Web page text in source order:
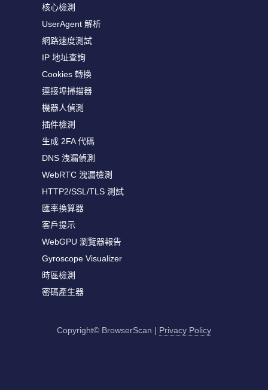
核心檢測
UserAgent 解析
網路速度測試
IP 地址查詢
Cookies 轉換
連接埠掃描器
機器人偵測
插件檢測
生成 2FA 代碼
DNS 洩漏偵測
WebRTC 洩漏檢測
HTTP2/SSL/TLS 測試
匯率換算器
客戶提示
WebGPU 瀏覽器報告
Gyroscope Visualizer
時區檢測
密碼產生器
Copyright© BrowserScan | Privacy Policy